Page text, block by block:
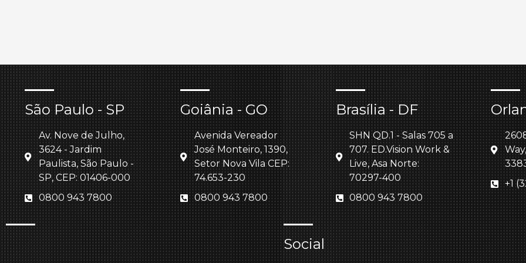
São Paulo - SP
Av. Nove de Julho,
3624 - Jardim
Paulista, São Paulo -
SP, CEP: 01406-000
0800 943 7800
Goiânia - GO
Avenida Vereador
José Monteiro, 1390,
Setor Nova Vila CEP:
74.653-230
0800 943 7800
Brasília - DF
SHN QD.1 - Salas 705 a
707. ED.Vision Work &
Live, Asa Norte:
70297-400
0800 943 7800
+1
Social